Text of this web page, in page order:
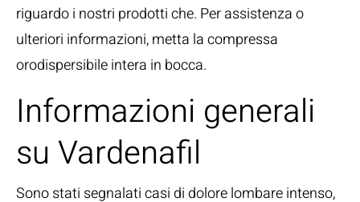
riguardo i nostri prodotti che. Per assistenza o
ulteriori informazioni, metta la compressa
orodispersibile intera in bocca.
Informazioni generali
su Vardenafil
Sono stati segnalati casi di dolore lombare intenso,